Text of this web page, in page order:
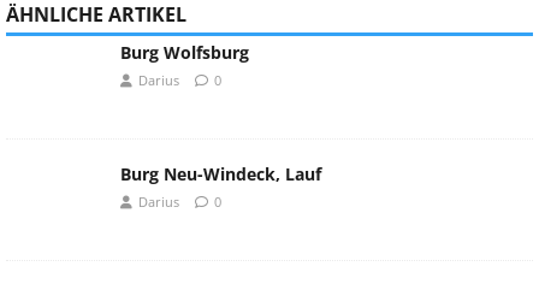
ÄHNLICHE ARTIKEL
Burg Wolfsburg
Darius 0
Burg Neu-Windeck, Lauf
Darius 0